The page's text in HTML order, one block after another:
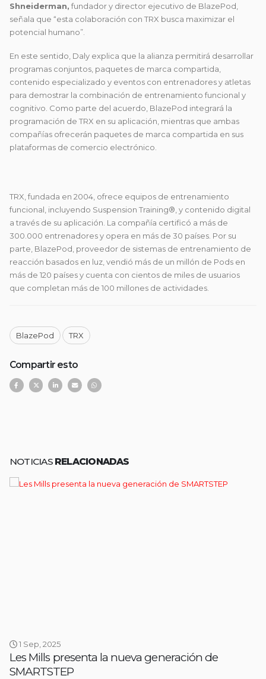
Shneiderman, fundador y director ejecutivo de BlazePod,
señala que “esta colaboración con TRX busca maximizar el
potencial humano”.
En este sentido, Daly explica que la alianza permitirá desarrollar
programas conjuntos, paquetes de marca compartida,
contenido especializado y eventos con entrenadores y atletas
para demostrar la combinación de entrenamiento funcional y
cognitivo. Como parte del acuerdo, BlazePod integrará la
programación de TRX en su aplicación, mientras que ambas
compañías ofrecerán paquetes de marca compartida en sus
plataformas de comercio electrónico.
TRX, fundada en 2004, ofrece equipos de entrenamiento
funcional, incluyendo Suspension Training®, y contenido digital
a través de su aplicación. La compañía certificó a más de
300.000 entrenadores y opera en más de 30 países. Por su
parte, BlazePod, proveedor de sistemas de entrenamiento de
reacción basados en luz, vendió más de un millón de Pods en
más de 120 países y cuenta con cientos de miles de usuarios
que completan más de 100 millones de actividades.
BlazePod TRX
Compartir esto
NOTICIAS RELACIONADAS
1 Sep, 2025
Les Mills presenta la nueva generación de
SMARTSTEP